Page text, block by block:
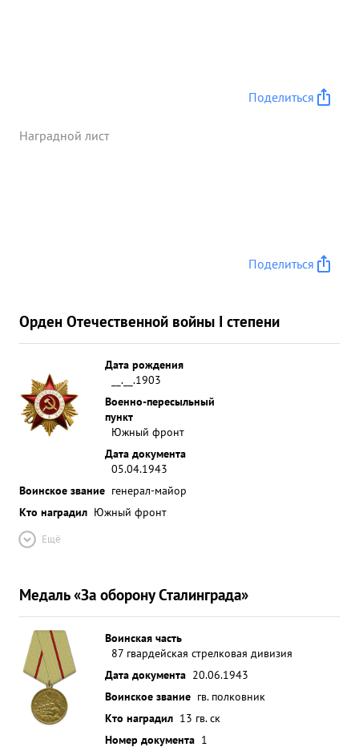
Поделиться
Наградной лист
Поделиться
Орден Отечественной войны I степени
Дата рождения
__.__.1903
Военно-пересыльный
пункт
Южный фронт
Дата документа
05.04.1943
Воинское звание генерал-майор
Кто наградил Южный фронт
Ещё
Медаль «За оборону Сталинграда»
Воинская часть
87 гвардейская стрелковая дивизия
Дата документа 20.06.1943
Воинское звание гв. полковник
Кто наградил 13 гв. ск
Номер документа 1